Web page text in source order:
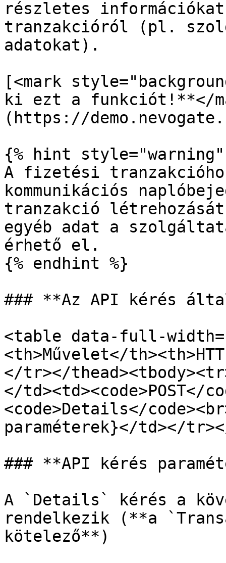
részletes
tranzakcióról (pl.
adatokat).
[<mark
ki ezt a funkciót!**</
(https://
{% hint style="warning"
A fizetési
kommunikációs
tranzakció
egyéb adat a
érhető el.
{% endhint %}
### **Az API kérés
<table data-full-
<th>Művelet</
</tr></
</td><td><code>POST</
<code>Details</
paraméterek}</td></
### **API kérés
A `Details` kérés a
rendelkezik (**a
kötelező**)